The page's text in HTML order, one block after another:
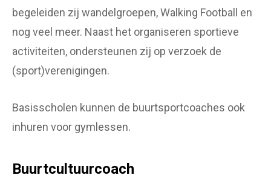
begeleiden zij wandelgroepen, Walking Football en
nog veel meer. Naast het organiseren sportieve
activiteiten, ondersteunen zij op verzoek de
(sport)verenigingen.
Basisscholen kunnen de buurtsportcoaches ook
inhuren voor gymlessen.
Buurtcultuurcoach